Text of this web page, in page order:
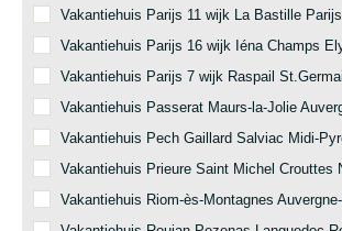
Vakantiehuis Parijs 11 wijk La Bastille Parijs
Vakantiehuis Parijs 16 wijk Iéna Champs
Vakantiehuis Parijs 7 wijk Raspail
Vakantiehuis Passerat Maurs-la-Jolie
Vakantiehuis Pech Gaillard Salviac Midi-
Vakantiehuis Prieure Saint Michel Crouttes
Vakantiehuis Riom-ès-Montagnes